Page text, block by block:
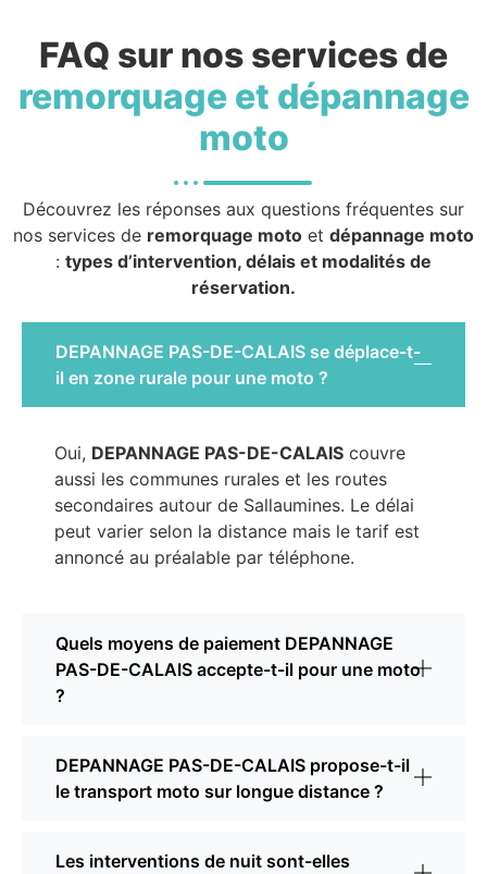
FAQ sur nos services de
remorquage et dépannage
moto
Découvrez les réponses aux questions fréquentes sur
nos services de remorquage moto et dépannage moto
: types d’intervention, délais et modalités de
réservation.
DEPANNAGE PAS-DE-CALAIS se déplace-t-
il en zone rurale pour une moto ?
Oui, DEPANNAGE PAS-DE-CALAIS couvre
aussi les communes rurales et les routes
secondaires autour de Sallaumines. Le délai
peut varier selon la distance mais le tarif est
annoncé au préalable par téléphone.
Quels moyens de paiement DEPANNAGE
PAS-DE-CALAIS accepte-t-il pour une moto
?
DEPANNAGE PAS-DE-CALAIS propose-t-il
le transport moto sur longue distance ?
Les interventions de nuit sont-elles